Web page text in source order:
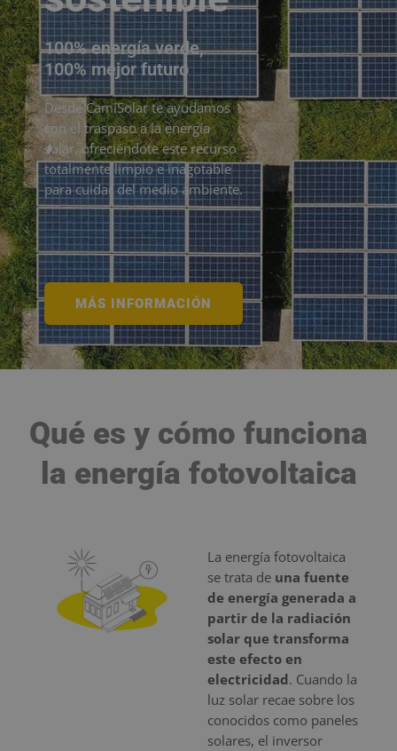
100% energía verde,
100% mejor futuro
Desde CamíSolar te ayudamos
con el traspaso a la energía
solar, ofreciéndote este recurso
totalmente limpio e inagotable
para cuidar del medio ambiente.
MÁS INFORMACIÓN
Qué es y cómo funciona
la energía fotovoltaica
La energía fotovoltaica
se trata de una fuente
de energía generada a
partir de la radiación
solar que transforma
este efecto en
electricidad. Cuando la
luz solar recae sobre los
conocidos como paneles
solares, el inversor